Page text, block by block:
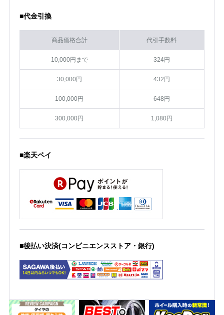
■代金引換
商品価格合計 代引手数料
10,000円まで 324円
30,000円 432円
100,000円 648円
300,000円 1,080円
■楽天ペイ
■後払い決済(コンビニエンスストア・銀行)